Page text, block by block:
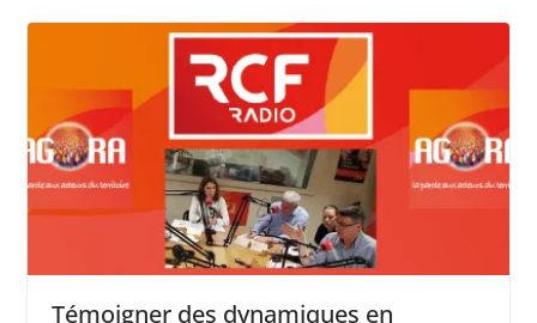
Témoigner des dynamiques en